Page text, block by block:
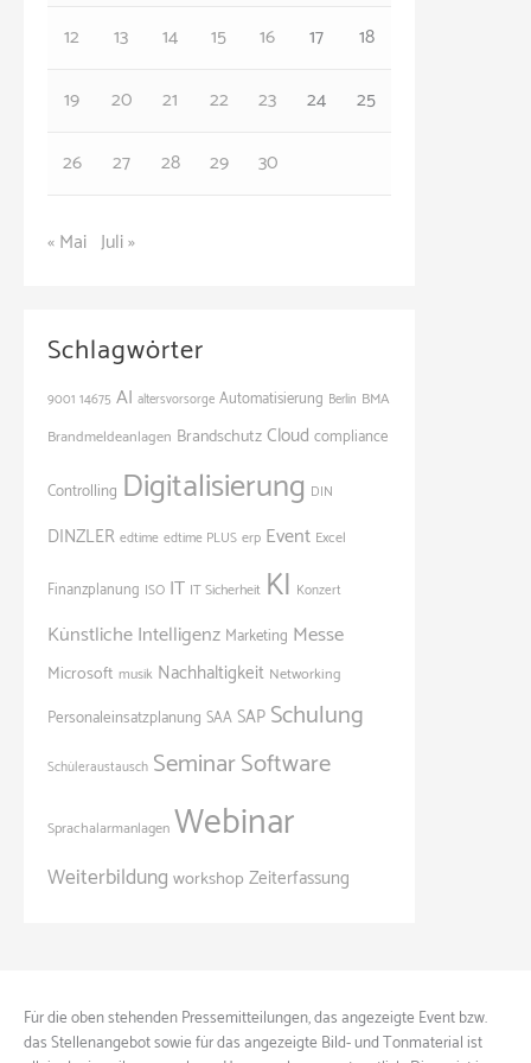
12
13 14 15 16 17
18
19
20 21 22 23 24
25
26
27 28 29 30
« Mai Juli »
Schlagwörter
9001 14675 AI altersvorsorge Automatisierung Berlin BMA
Brandmeldeanlagen BrandschutzCloud compliance
Controlling Digitalisierung DIN
DINZLER edtime edtime PLUS erp Event Excel
Finanzplanung ISO IT IT Sicherheit KI Konzert
Künstliche Intelligenz Marketing Messe
Microsoft musik Nachhaltigkeit Networking
Personaleinsatzplanung SAASAP Schulung
Schüleraustausch SeminarSoftware
Sprachalarmanlagen Webinar
Weiterbildung workshop Zeiterfassung
Für die oben stehenden Pressemitteilungen, das angezeigte Event bzw.
das Stellenangebot sowie für das angezeigte Bild- und Tonmaterial ist